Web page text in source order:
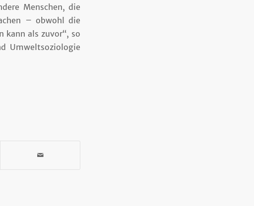
Menschen, die
– obwohl die
kann als zuvor“, so
Umweltsoziologie